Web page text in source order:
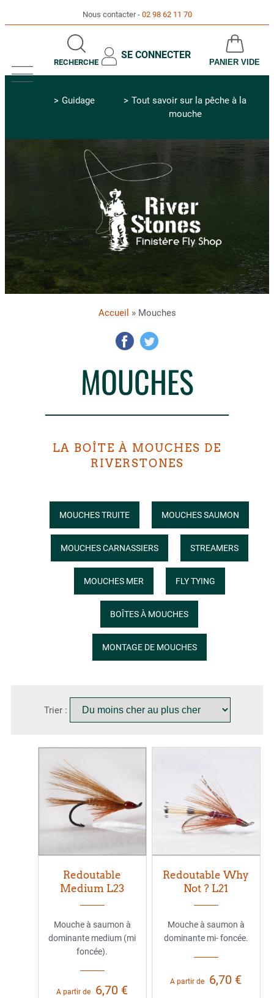
Nous contacter 02 98 62 11 70
RECHERCHE
SE CONNECTER
PANIER VIDE
Guidage
Tout savoir sur la pêche à la
mouche
Accueil » Mouches
MOUCHES
LA BOÎTE À MOUCHES DE
RIVERSTONES
MOUCHES TRUITE MOUCHES SAUMON
MOUCHES CARNASSIERS STREAMERS
MOUCHES MER FLY TYING
BOÎTES À MOUCHES
MONTAGE DE MOUCHES
Trier :
Redoutable
Medium L23
Mouche à saumon à
dominante medium (mi
foncée).
A partir de 6,70 €
Redoutable Why
Not ? L21
Mouche à saumon à
dominante mi- foncée.
A partir de 6,70 €